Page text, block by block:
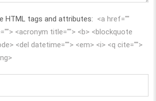
HTML tags and attributes: <a href=""
<acronym title=""> <b> <blockquote
<del datetime=""> <em> <i> <q cite="">